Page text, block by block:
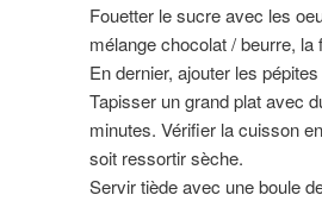
Fouetter le sucre avec les
mélange chocolat / beurre,
En dernier, ajouter les
Tapisser un grand plat avec
minutes. Vérifier la cuisson
soit ressortir sèche.
Servir tiède avec une boule